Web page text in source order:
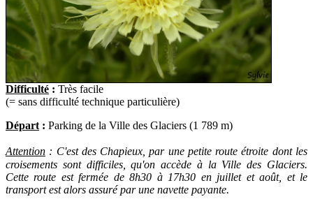
Difficulté : Très facile
(= sans difficulté technique particulière)
Départ : Parking de la Ville des Glaciers (1 789 m)
Attention : C'est des Chapieux, par une petite route étroite dont les
croisements sont difficiles,qu'on accède à la Ville des Glaciers.
Cette route est fermée de 8h30 à 17h30 en juillet et août, et le
transport est alors assuré par une navette payante.